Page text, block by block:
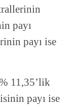
payı
payı ise
11,35’lik
payı ise